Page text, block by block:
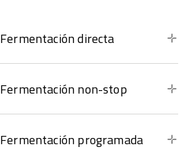
Fermentación directa
Fermentación non-stop
Fermentación programada